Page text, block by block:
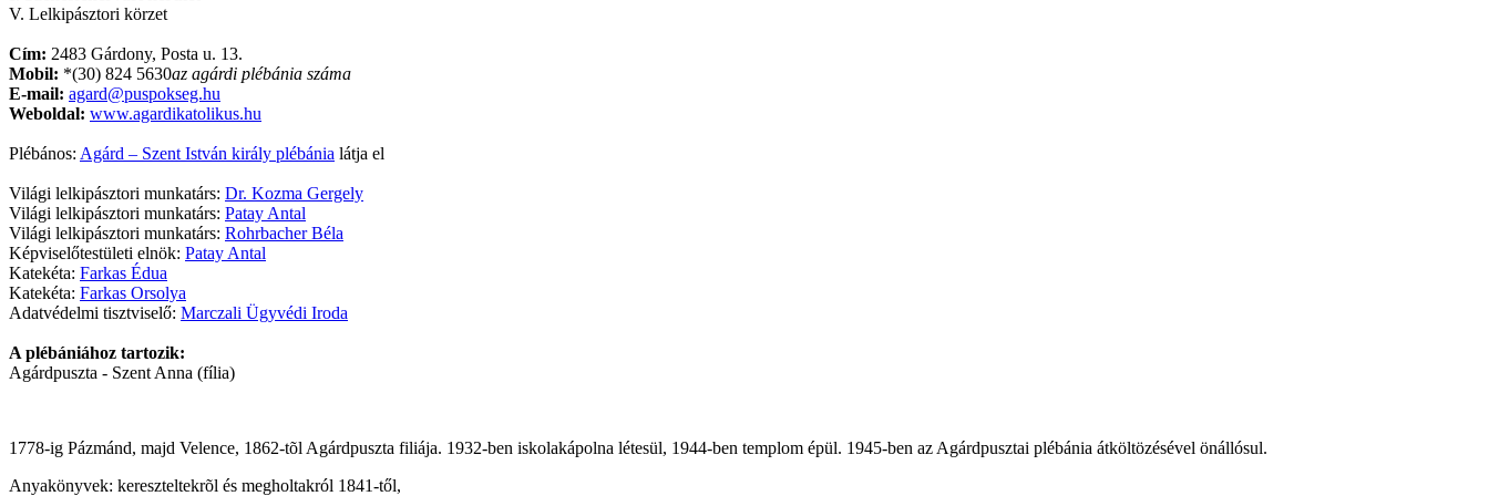
V. Lelkipásztori körzet
Cím: 2483 Gárdony, Posta u. 13.
Mobil: *(30) 824 5630az agárdi plébánia száma
E-mail: agard@puspokseg.hu
Weboldal: www.agardikatolikus.hu
Plébános: Agárd – Szent István király plébánia látja el
Világi lelkipásztori munkatárs: Dr. Kozma Gergely
Világi lelkipásztori munkatárs: Patay Antal
Világi lelkipásztori munkatárs: Rohrbacher Béla
Képviselőtestületi elnök: Patay Antal
Katekéta: Farkas Édua
Katekéta: Farkas Orsolya
Adatvédelmi tisztviselő: Marczali Ügyvédi Iroda
A plébániához tartozik:
Agárdpuszta - Szent Anna (fília)
1778-ig Pázmánd, majd Velence, 1862-tõl Agárdpuszta filiája. 1932-ben iskolakápolna létesül, 1944-ben templom épül. 1945-ben az Agárdpusztai plébánia átköltözésével önállósul.
Anyakönyvek: kereszteltekrõl és megholtakról 1841-től,